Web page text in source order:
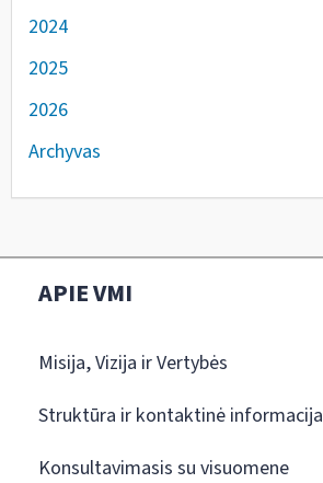
2024
2025
2026
Archyvas
APIE VMI
Misija, Vizija ir Vertybės
Struktūra ir kontaktinė informacija
Konsultavimasis su visuomene